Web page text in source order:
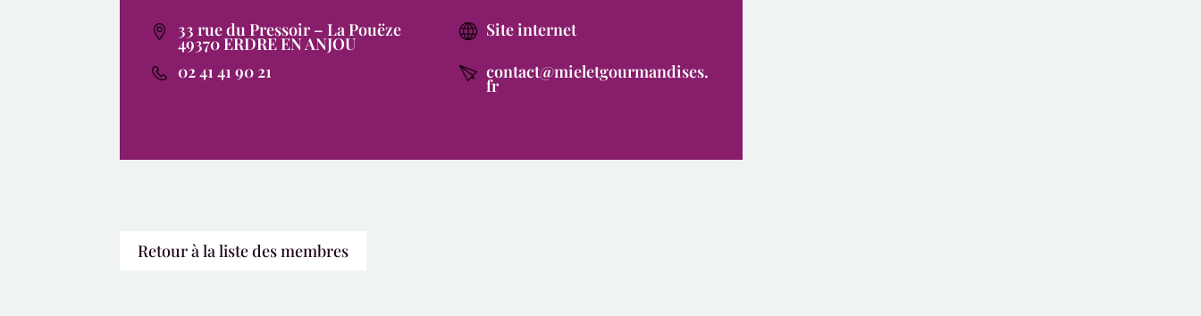
33 rue du Pressoir – La Pouëze
49370 ERDRE EN ANJOU
Site internet
02 41 41 90 21
contact@mieletgourmandises.
fr
Retour à la liste des membres